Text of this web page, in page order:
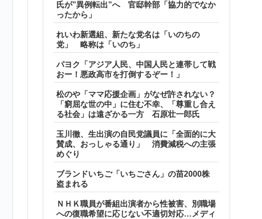
氏が”異例転出”へ 官邸幹部「協力的でなか
ったから」
れいわ新選組、新たな党名は「いのちの
党」 略称は「いのち」
パヨク「アジア人民、中国人民と連帯して戦
おー！悪政高市を打倒するぞー！」
松のや「ママ応援企画」がなぜ許されない？
「窮屈な世の中」に住む不幸、「尊重し合え
る社会」は遠ざかる一方 石原壮一郎氏
玉川徹、生出演の自民党議員に「全面的に大
賛成、おっしゃる通り」 消費減税への主張
めぐり
ブランドいちご「いちごさん」の苗2000株
盗まれる
ＮＨＫ職員が番組出演者から性被害、別職場
への復職希望に応じない不適切対応…メディ